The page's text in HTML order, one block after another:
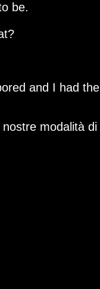
be.
and I had the
nostre modalità di